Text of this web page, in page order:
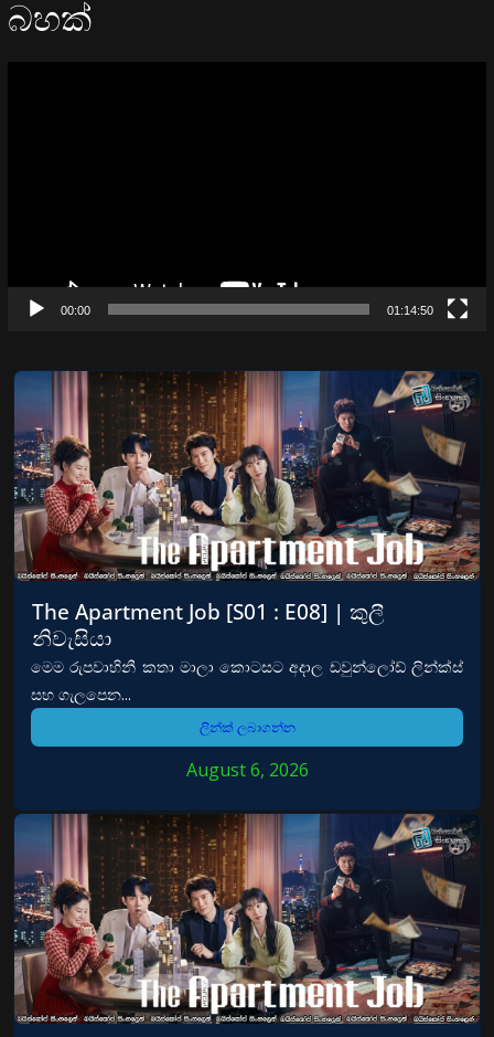
බහක්
00:00 01:14:50
The Apartment Job [S01 : E08] | කුලී
නිවැසියා
මෙම රුපවාහිනී කතා මාලා කොටසට අදාල ඩවුන්ලෝඩ් ලින්ක්ස්
සහ ගැලපෙන...
ලින්ක් ලබාගන්න
August 6, 2026